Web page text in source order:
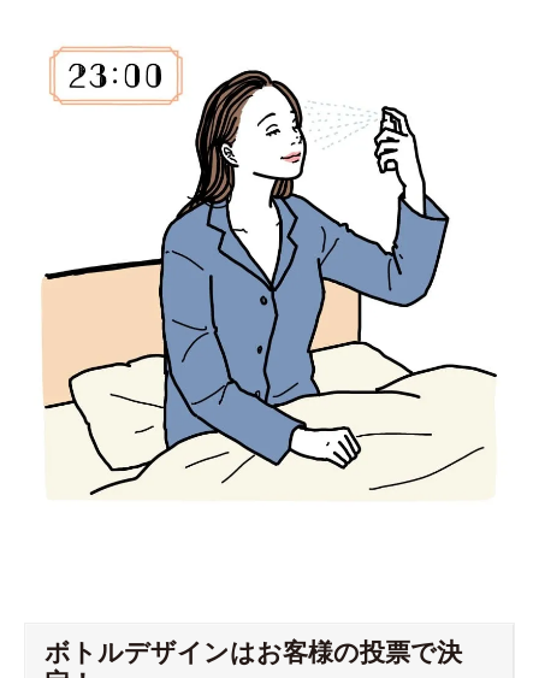
ボトルデザインはお客様の投票で決